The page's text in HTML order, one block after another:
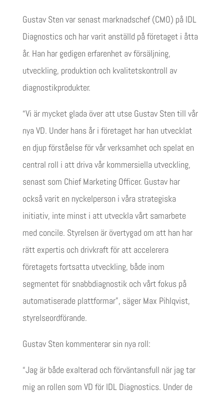
Gustav Sten var senast marknadschef (CMO) på IDL
Diagnostics och har varit anställd på företaget i åtta
år. Han har gedigen erfarenhet av försäljning,
utveckling, produktion och kvalitetskontroll av
diagnostikprodukter.
“Vi är mycket glada över att utse Gustav Sten till vår
nya VD. Under hans år i företaget har han utvecklat
en djup förståelse för vår verksamhet och spelat en
central roll i att driva vår kommersiella utveckling,
senast som Chief Marketing Officer. Gustav har
också varit en nyckelperson i våra strategiska
initiativ, inte minst i att utveckla vårt samarbete
med concile. Styrelsen är övertygad om att han har
rätt expertis och drivkraft för att accelerera
företagets fortsatta utveckling, både inom
segmentet för snabbdiagnostik och vårt fokus på
automatiserade plattformar”, säger Max Pihlqvist,
styrelseordförande.
Gustav Sten kommenterar sin nya roll:
“Jag är både exalterad och förväntansfull när jag tar
mig an rollen som VD för IDL Diagnostics. Under de